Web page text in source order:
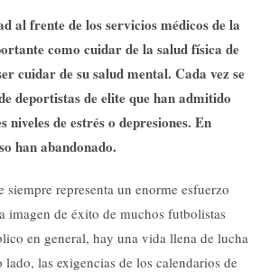
al frente de los servicios médicos de la
como cuidar de la salud física de
cuidar de su salud mental. Cada vez se
deportistas de elite que han admitido
de estrés o depresiones. En
han abandonado.
siempre representa un enorme esfuerzo
imagen de éxito de muchos futbolistas
en general, hay una vida llena de lucha
las exigencias de los calendarios de